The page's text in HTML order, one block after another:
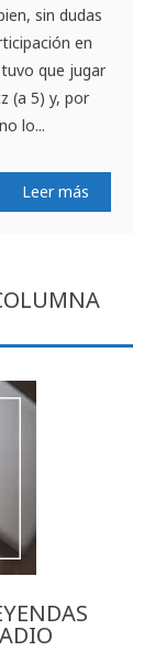
sin dudas
en
que jugar
(a 5) y, por
lo...
Leer más